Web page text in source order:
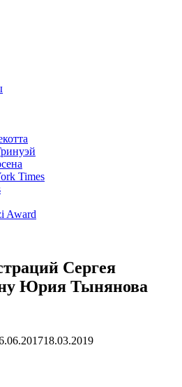
Times
Award
Сергея
Юрия Тынянова
18.03.2019